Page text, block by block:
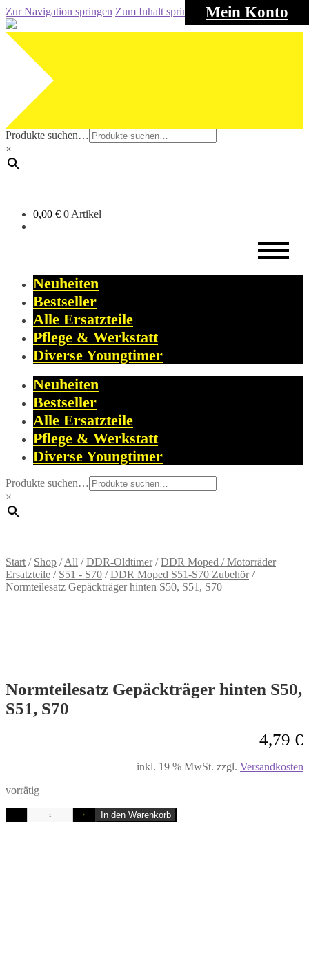
Mein Konto
Zur Navigation springen Zum Inhalt springen
Produkte suchen…
×
0,00 € 0 Artikel
Neuheiten
Bestseller
Alle Ersatzteile
Pflege & Werkstatt
Diverse Youngtimer
Neuheiten
Bestseller
Alle Ersatzteile
Pflege & Werkstatt
Diverse Youngtimer
Produkte suchen…
×
Start / Shop /All /DDR-Oldtimer/DDR Moped / Motorräder
Ersatzteile / S51 - S70 /DDR Moped S51-S70 Zubehör/
Normteilesatz Gepäckträger hinten S50, S51, S70
Normteilesatz Gepäckträger hinten S50,
S51, S70
4,79 €
inkl. 19 % MwSt. zzgl. Versandkosten
vorrätig
- + In den Warenkorb